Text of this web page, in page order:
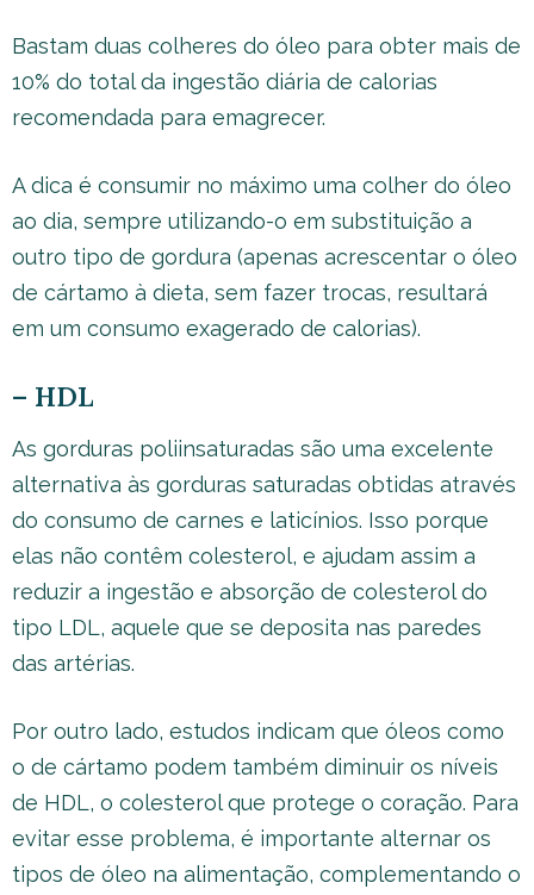
Bastam duas colheres do óleo para obter mais de
10% do total da ingestão diária de calorias
recomendada para emagrecer.
A dica é consumir no máximo uma colher do óleo
ao dia, sempre utilizando-o em substituição a
outro tipo de gordura (apenas acrescentar o óleo
de cártamo à dieta, sem fazer trocas, resultará
em um consumo exagerado de calorias).
– HDL
As gorduras poliinsaturadas são uma excelente
alternativa às gorduras saturadas obtidas através
do consumo de carnes e laticínios. Isso porque
elas não contêm colesterol, e ajudam assim a
reduzir a ingestão e absorção de colesterol do
tipo LDL, aquele que se deposita nas paredes
das artérias.
Por outro lado, estudos indicam que óleos como
o de cártamo podem também diminuir os níveis
de HDL, o colesterol que protege o coração. Para
evitar esse problema, é importante alternar os
tipos de óleo na alimentação, complementando o